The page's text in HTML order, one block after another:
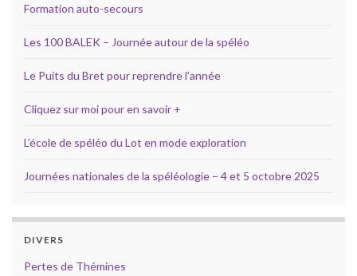
Formation auto-secours
Les 100 BALEK – Journée autour de la spéléo
Le Puits du Bret pour reprendre l’année
Cliquez sur moi pour en savoir +
L’école de spéléo du Lot en mode exploration
Journées nationales de la spéléologie – 4 et 5 octobre 2025
DIVERS
Pertes de Thémines